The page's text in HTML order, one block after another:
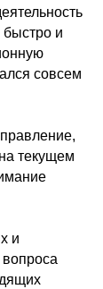
быстро и
совсем
текущем
и